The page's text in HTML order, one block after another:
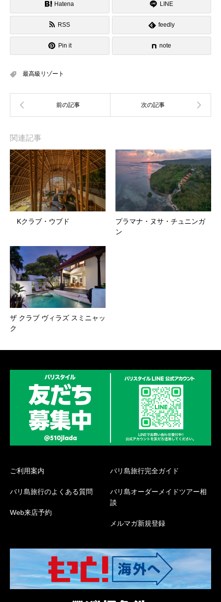
Hatena LINE
RSS feedly
Pin it note
最高級リゾート
関連記事
Kクラブ・ウブド
プラマナ・ヌサ・チュニンガ
ン
ザ クラブ ヴィラズ スミニャッ
ク
ご利用案内
バリ島旅行のよくある質問
Web来店予約
バリ島旅行完全ガイド
バリ島オーダーメイドツアー相
談
メルマガ新規登録